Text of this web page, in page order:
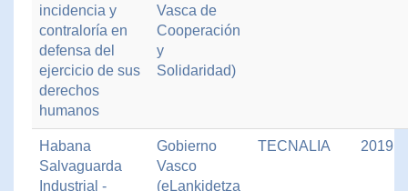
incidencia y
contraloría en
defensa del
ejercicio de sus
derechos
humanos
Vasca de
Cooperación
y
Solidaridad)
Habana
Salvaguarda
Industrial -
Gobierno
Vasco
(eLankidetza
TECNALIA 2019